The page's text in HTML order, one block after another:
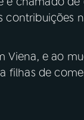
e ao
filhas de